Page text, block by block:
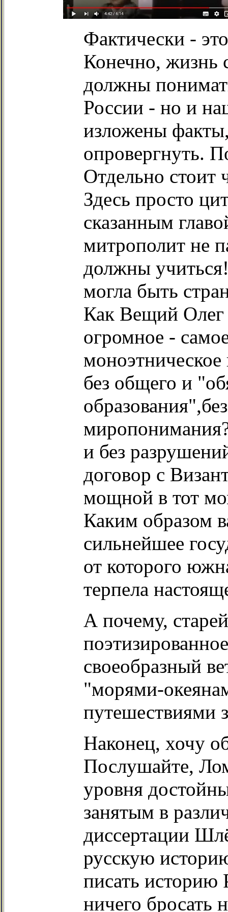
Фактически -
Конечно, жизнь
должны
России - но и
изложены
опровергнуть.
Отдельно стоит
Здесь просто
сказанным
митрополит не
должны
могла быть
Как Вещий Олег
огромное -
моноэтническое
без общего и
и без
договор с
мощной в тот
Каким образом
сильнейшее
от которого
терпела
А почему,
своеобразный
"морями-
путешествиями
Наконец, хочу
Послушайте,
уровня
занятым в
диссертации
русскую
писать
ничего бросать